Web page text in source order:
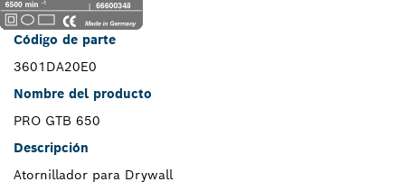
Código de parte
3601DA20E0
Nombre del producto
PRO GTB 650
Descripción
Atornillador para Drywall